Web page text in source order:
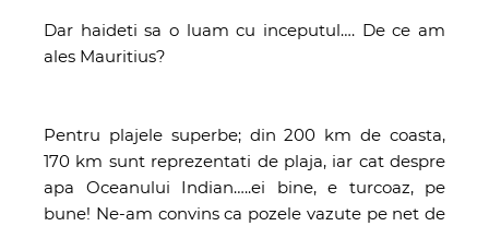
Dar haideti sa o luam cu inceputul…. De ce am
ales Mauritius?
Pentru plajele superbe; din 200 km de coasta,
170 km sunt reprezentati de plaja, iar cat despre
apa Oceanului Indian…..ei bine, e turcoaz, pe
bune! Ne-am convins ca pozele vazute pe net de